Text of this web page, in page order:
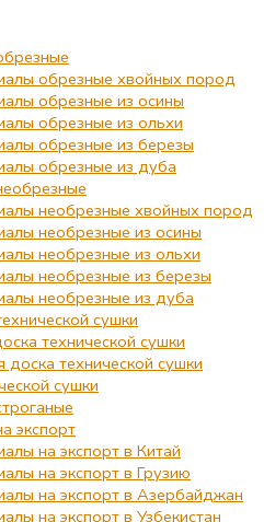
обрезные хвойных пород
обрезные из осины
обрезные из ольхи
обрезные из березы
обрезные из дуба
необрезные хвойных пород
необрезные из осины
необрезные из ольхи
необрезные из березы
необрезные из дуба
сушки
технической сушки
доска технической сушки
сушки
экспорт
на экспорт в Китай
на экспорт в Грузию
на экспорт в Азербайджан
на экспорт в Узбекистан